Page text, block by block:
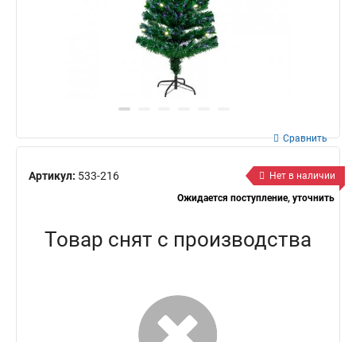
Артикул: 533-216
Сравнить
Нет в наличии
Ожидается поступление, уточнить
Товар снят с производства